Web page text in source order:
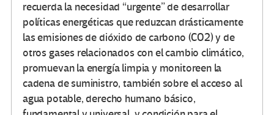
recuerda la necesidad “urgente” de desarrollar
políticas energéticas que reduzcan drásticamente
las emisiones de dióxido de carbono (CO2) y de
otros gases relacionados con el cambio climático,
promuevan la energía limpia y monitoreen la
cadena de suministro, también sobre el acceso al
agua potable, derecho humano básico,